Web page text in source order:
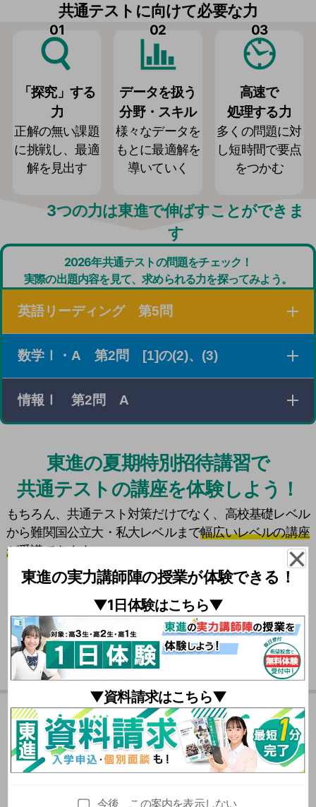
東進の実力講師陣の授業が体験できる！
▼1日体験はこちら▼
▼資料請求はこちら▼
今後、この案内を表示しない
共通テストに向けて必要な力
01
「探究」する
力
正解の無い課題
に挑戦し、最適
解を見出す
02
データを扱う
分野・スキル
様々なデータを
もとに最適解を
導いていく
03
高速で
処理する力
多くの問題に対
し短時間で要点
をつかむ
3つの力は東進で伸ばすことができま
す
2026年共通テストの問題をチェック！
実際の出題内容を見て、求められる力を探ってみよう。
英語リーディング 第5問
３つの素材を読み、それぞれの概要を把握したり、設問
の条件に従って必要な情報を探し出したりする問題。
それぞれの設問文の内容から、どの英文に解答根拠があり
そうかを判断する必要がありました。
数学Ⅰ・A 第2問 [1]の(2)、(3)
xの値の範囲とそのときの最大値と最小値に関する条件
がさまざまな形で与えられている場合に、条件を満たす
本問のように最大値と最小値に関する条件を満たす2次関数
を考える問題は目新しいです。このような問題では解法を
暗記して当てはめるだけの学習では対応できません。
情報Ⅰ 第2問 A
テム」を題材にした問題。
役所の住民証明サービスを題材に４案を比較しました。利
便性と安全性のバランスを踏まえ、各案の特徴を整理する
力が問われました。
東進の夏期特別招待講習で
共通テストの講座を体験しよう！
もちろん、共通テスト対策だけでなく、高校基礎レベル
から難関国公立大・私大レベルまで幅広いレベルの講座
が受講できます。
夏期特別招待講習の
おススメポイント